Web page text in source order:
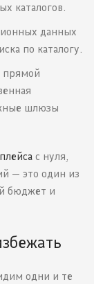
каталогов.
данных
по каталогу.
прямой
шлюзы
с нуля,
— это один из
бюджет и
одни и те